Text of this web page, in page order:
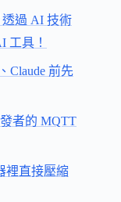
透過 AI 技術
工具！
Claude 前先
者的 MQTT
裡直接壓縮